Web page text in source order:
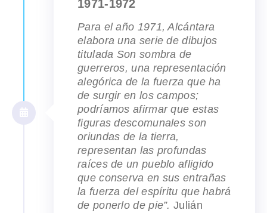
1971-1972
Para el año 1971, Alcántara
elabora una serie de dibujos
titulada Son sombra de
guerreros, una representación
alegórica de la fuerza que ha
de surgir en los campos;
podríamos afirmar que estas
figuras descomunales son
oriundas de la tierra,
representan las profundas
raíces de un pueblo afligido
que conserva en sus entrañas
la fuerza del espíritu que habrá
de ponerlo de pie”. Julián